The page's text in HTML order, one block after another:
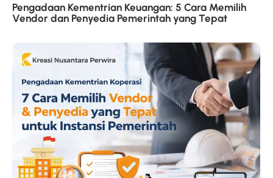
Pengadaan Kementrian Keuangan: 5 Cara Memilih
Vendor dan Penyedia Pemerintah yang Tepat